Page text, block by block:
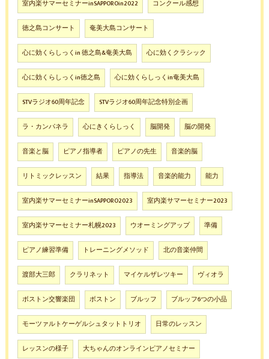
室内楽サマーセミナーinSAPPOROin2022 コンクール感想
徳之島コンサート 奄美大島コンサート
心に効くらしっくin 徳之島&奄美大島 心に効くクラシック
心に効くらしっくin徳之島 心に効くらしっくin奄美大島
STVラジオ60周年記念 STVラジオ60周年記念特別企画
ラ・カンパネラ 心にきくらしっく 脳開発 脳の開発
音楽と脳 ピアノ指導者 ピアノの先生 音楽的脳
リトミックレッスン 結果 指導法 音楽的能力 能力
室内楽サマーセミナーinSAPPORO2023 室内楽サマーセミナー2023
室内楽サマーセミナー札幌2023 ウオーミングアップ 準備
ピアノ練習準備 トレーニングメソッド 北の音楽仲間
渡部大三郎 クラリネット マイケルザレツキー ヴィオラ
ボストン交響楽団 ボストン ブルッフ ブルッフ6つの小品
モーツァルトケーゲルシュタットトリオ 日常のレッスン
レッスンの様子 大ちゃんのオンラインピアノセミナー